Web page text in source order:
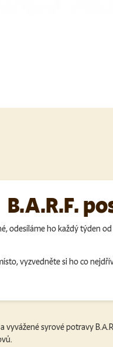
B.A.R.F.
odesíláme ho každý týden
vyzvedněte si ho co
syrové potravy